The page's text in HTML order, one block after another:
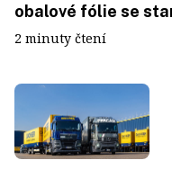
obalové fólie se
2 minuty čtení